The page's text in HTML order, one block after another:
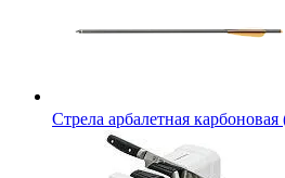
Стрела арбалетная